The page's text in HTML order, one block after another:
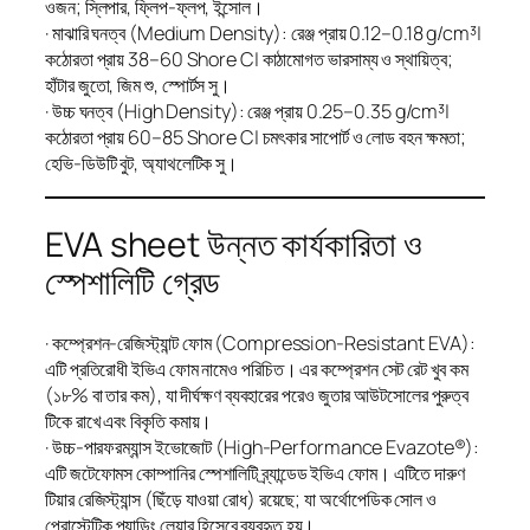
ওজন; স্লিপার, ফ্লিপ-ফ্লপ, ইন্সোল।
· মাঝারি ঘনত্ব (Medium Density): রেঞ্জ প্রায় 0.12–0.18 g/cm³|
কঠোরতা প্রায় 38–60 Shore C| কাঠামোগত ভারসাম্য ও স্থায়িত্ব;
হাঁটার জুতো, জিম শু, স্পোর্টস সু।
· উচ্চ ঘনত্ব (High Density): রেঞ্জ প্রায় 0.25–0.35 g/cm³|
কঠোরতা প্রায় 60–85 Shore C| চমৎকার সাপোর্ট ও লোড বহন ক্ষমতা;
হেভি-ডিউটি বুট, অ্যাথলেটিক সু।
EVA sheet উন্নত কার্যকারিতা ও
স্পেশালিটি গ্রেড
· কম্প্রেশন-রেজিস্ট্যান্ট ফোম (Compression-Resistant EVA):
এটি প্রতিরোধী ইভিএ ফোম নামেও পরিচিত। এর কম্প্রেশন সেট রেট খুব কম
(১৮% বা তার কম), যা দীর্ঘক্ষণ ব্যবহারের পরেও জুতার আউটসোলের পুরুত্ব
টিকে রাখে এবং বিকৃতি কমায়।
· উচ্চ-পারফরম্যান্স ইভোজোট (High-Performance Evazote®):
এটি জটেফোমস কোম্পানির স্পেশালিটি ব্র্যান্ডেড ইভিএ ফোম। এটিতে দারুণ
টিয়ার রেজিস্ট্যান্স (ছিঁড়ে যাওয়া রোধ) রয়েছে; যা অর্থোপেডিক সোল ও